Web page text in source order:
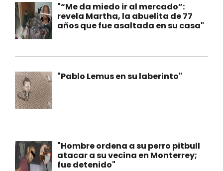
"“Me da miedo ir al mercado”:
revela Martha, la abuelita de 77
años que fue asaltada en su casa"
"Pablo Lemus en su laberinto"
"Hombre ordena a su perro pitbull
atacar a su vecina en Monterrey;
fue detenido"